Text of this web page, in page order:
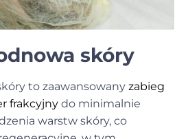
skóry
to zaawansowany zabieg
frakcyjny do minimalnie
warstw skóry, co